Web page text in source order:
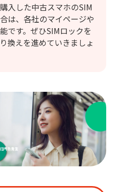
入した中古スマホのSIM
は、各社のマイページや
です。ぜひSIMロックを
換えを進めていきましょ